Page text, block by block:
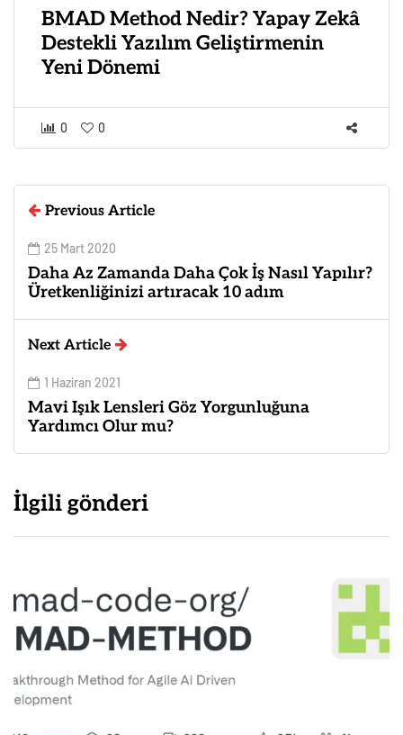
BMAD Method Nedir? Yapay Zekâ
Destekli Yazılım Geliştirmenin
Yeni Dönemi
0 0
Previous Article
25 Mart 2020
Daha Az Zamanda Daha Çok İş Nasıl Yapılır?
Üretkenliğinizi artıracak 10 adım
Next Article
1 Haziran 2021
Mavi Işık Lensleri Göz Yorgunluğuna
Yardımcı Olur mu?
İlgili gönderi